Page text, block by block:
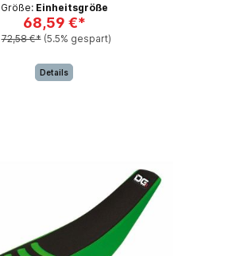
Größe: Einheitsgröße
68,59 €*
72,58 €* (5.5% gespart)
Details